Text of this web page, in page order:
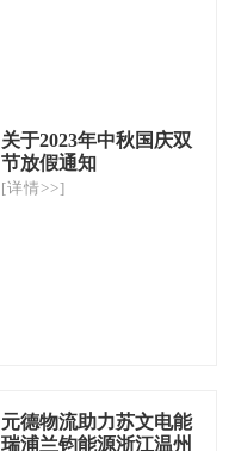
关于2023年中秋国庆双
节放假通知
[详情>>]
元德物流助力苏文电能
瑞浦兰钧能源浙江温州